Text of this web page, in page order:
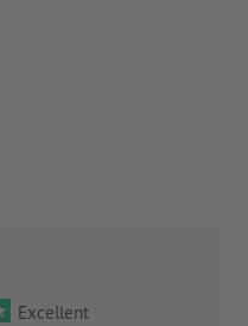
Excellent